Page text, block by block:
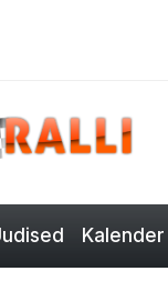
Kalender